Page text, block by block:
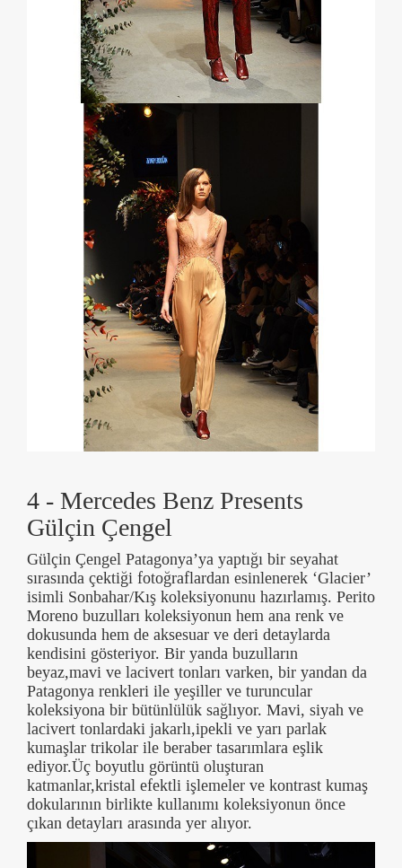
4 - Mercedes Benz Presents
Gülçin Çengel
Gülçin Çengel Patagonya’ya yaptığı bir seyahat
sırasında çektiği fotoğraflardan esinlenerek ‘Glacier’
isimli Sonbahar/Kış koleksiyonunu hazırlamış. Perito
Moreno buzulları koleksiyonun hem ana renk ve
dokusunda hem de aksesuar ve deri detaylarda
kendisini gösteriyor. Bir yanda buzulların
beyaz,mavi ve lacivert tonları varken, bir yandan da
Patagonya renkleri ile yeşiller ve turuncular
koleksiyona bir bütünlülük sağlıyor. Mavi, siyah ve
lacivert tonlardaki jakarlı,ipekli ve yarı parlak
kumaşlar trikolar ile beraber tasarımlara eşlik
ediyor.Üç boyutlu görüntü oluşturan
katmanlar,kristal efektli işlemeler ve kontrast kumaş
dokularının birlikte kullanımı koleksiyonun önce
çıkan detayları arasında yer alıyor.